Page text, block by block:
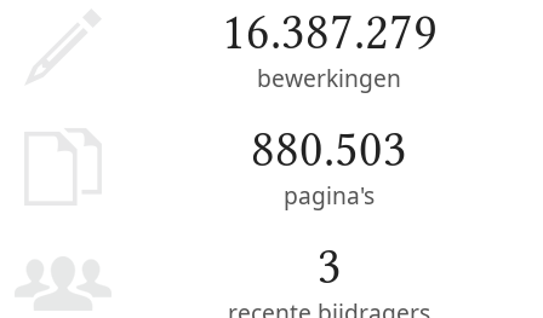
16.387.279
bewerkingen
880.503
pagina's
3